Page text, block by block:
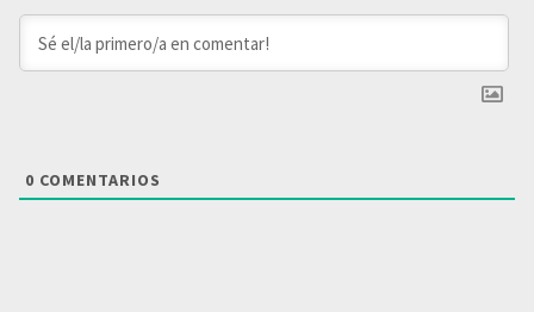
0 COMENTARIOS